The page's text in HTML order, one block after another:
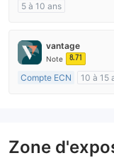
5 à 10 ans
Market Making (MM)
Etiquette principale MT4
vantage
Note 8.71
Compte ECN
10 à 15
Zone